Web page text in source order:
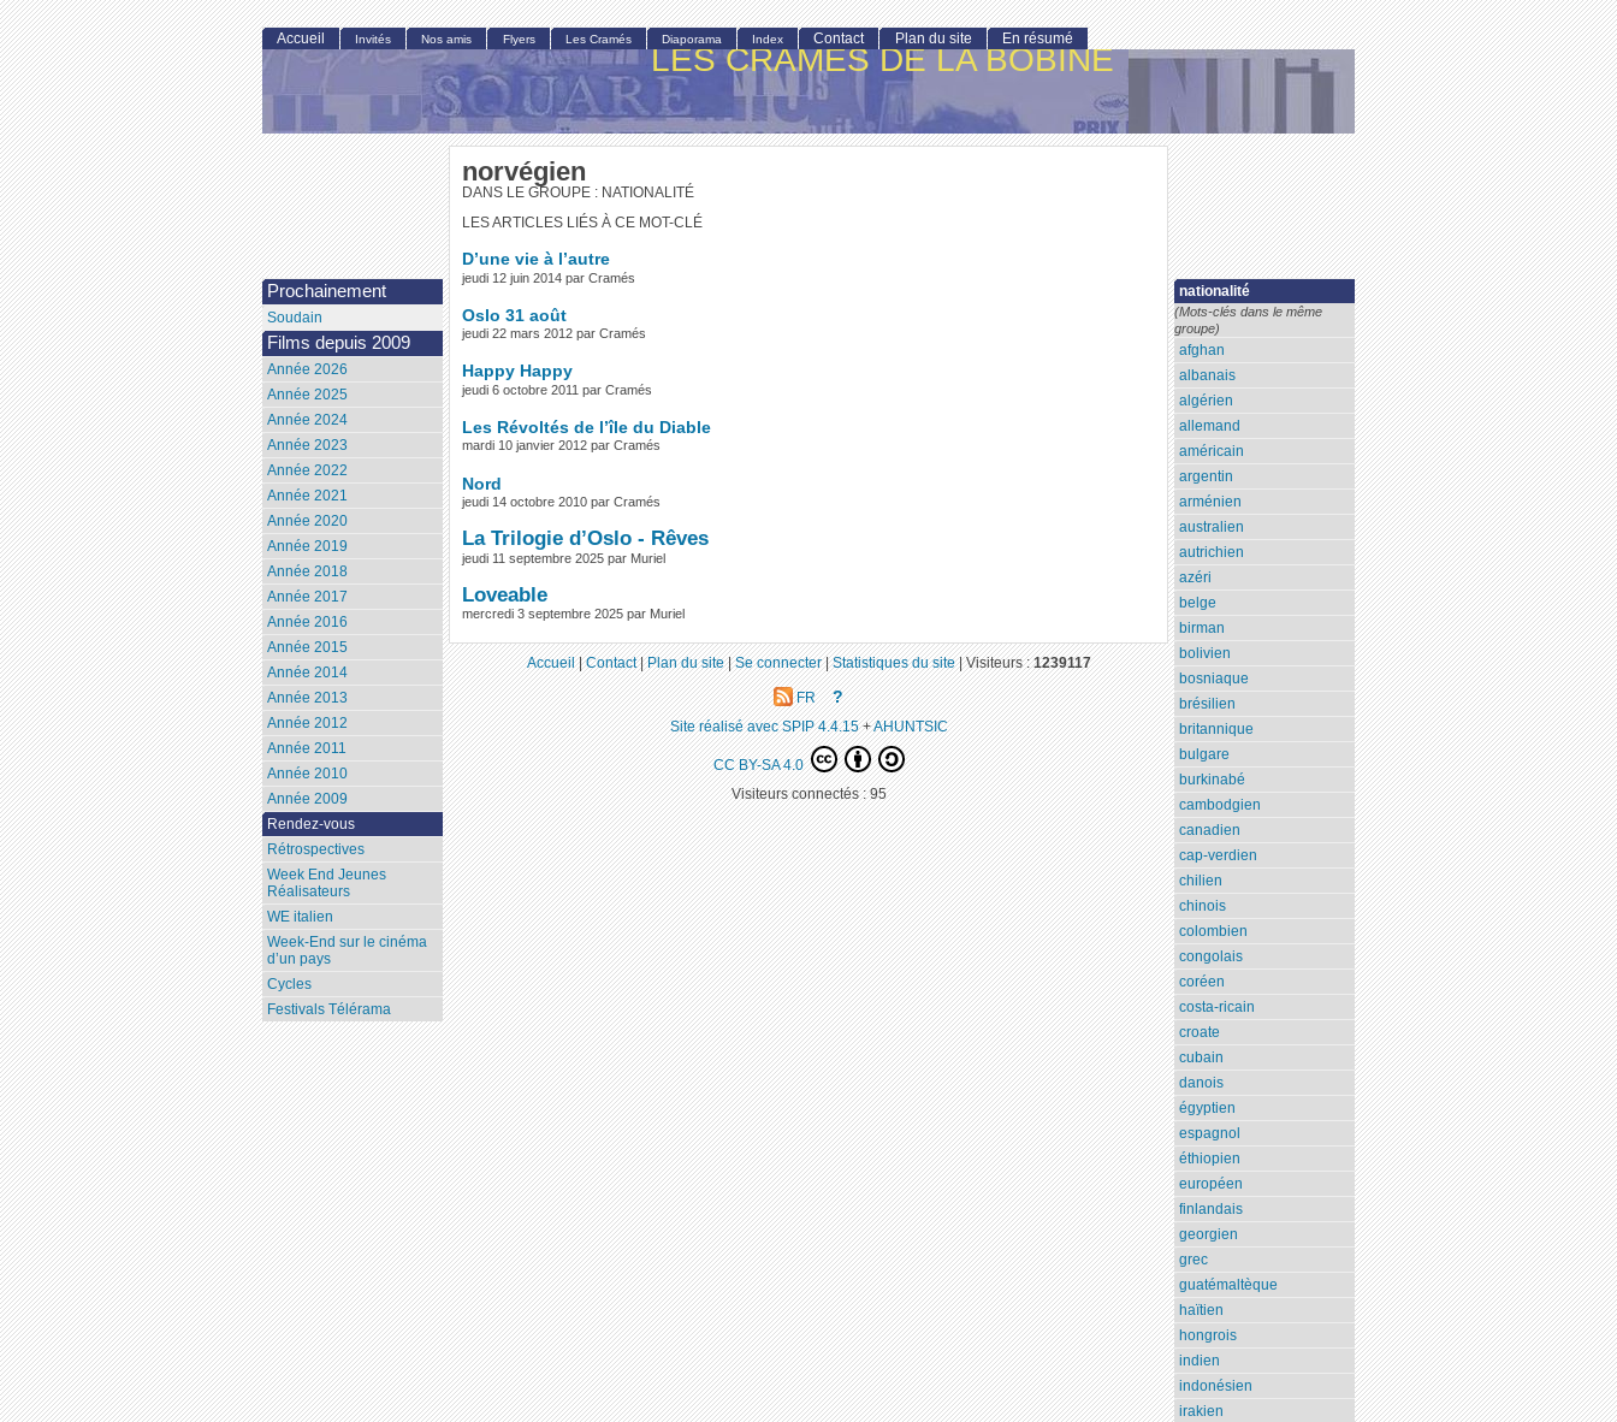
LES CRAMÉS DE LA BOBINE
norvégien
DANS LE GROUPE : NATIONALITÉ
LES ARTICLES LIÉS À CE MOT-CLÉ
D’une vie à l’autre
jeudi 12 juin 2014 par Cramés
Oslo 31 août
jeudi 22 mars 2012 par Cramés
Happy Happy
jeudi 6 octobre 2011 par Cramés
Les Révoltés de l’île du Diable
mardi 10 janvier 2012 par Cramés
Nord
jeudi 14 octobre 2010 par Cramés
La Trilogie d’Oslo - Rêves
jeudi 11 septembre 2025 par Muriel
Loveable
mercredi 3 septembre 2025 par Muriel
nationalité
(Mots-clés dans le même
groupe)
afghan
albanais
algérien
allemand
américain
argentin
arménien
australien
autrichien
azéri
belge
birman
bolivien
bosniaque
brésilien
britannique
bulgare
burkinabé
cambodgien
canadien
cap-verdien
chilien
chinois
colombien
congolais
coréen
costa-ricain
croate
cubain
danois
égyptien
espagnol
éthiopien
européen
finlandais
georgien
grec
guatémaltèque
haïtien
hongrois
indien
indonésien
irakien
Accueil Invités Nos amis Flyers Les Cramés Diaporama Index Contact Plan du site En résumé
Prochainement
Soudain
Films depuis 2009
Année 2026
Année 2025
Année 2024
Année 2023
Année 2022
Année 2021
Année 2020
Année 2019
Année 2018
Année 2017
Année 2016
Année 2015
Année 2014
Année 2013
Année 2012
Année 2011
Année 2010
Année 2009
Rendez-vous
Rétrospectives
Week End Jeunes
Réalisateurs
WE italien
Week-End sur le cinéma
d’un pays
Cycles
Festivals Télérama
Accueil|Contact|Plan du site|Se connecter|Statistiques du site|Visiteurs :1239117
FR ?
Site réalisé avec SPIP 4.4.15+AHUNTSIC
CC BY-SA 4.0
Visiteurs connectés :95